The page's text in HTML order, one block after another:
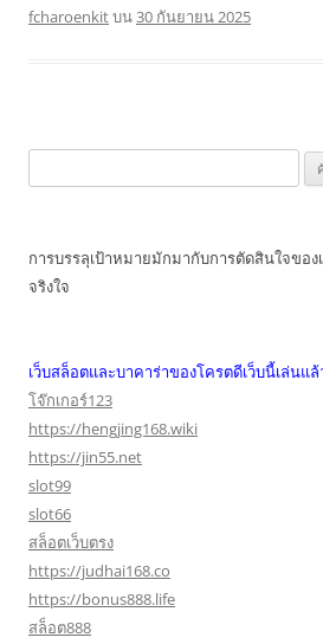
fcharoenkitบน30 กันยายน 2025
สำหรับ:
การบรรลุเป้าหมายมักมากับการตัดสินใจของ
จริงใจ
เว็บสล็อตและบาคาร่าของโครตดีเว็บนี้เล่นแ
โจ๊กเกอร์123
https://hengjing168.wiki
https://jin55.net
slot99
slot66
สล็อตเว็บตรง
https://judhai168.co
https://bonus888.life
สล็อต888